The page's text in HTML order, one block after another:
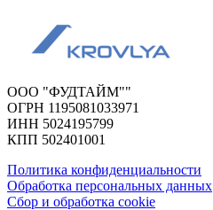
ООО "ФУДТАЙМ""
ОГРН 1195081033971
ИНН 5024195799
КПП 502401001
Политика конфиденциальности
Обработка персональных данных
Сбор и обработка cookie